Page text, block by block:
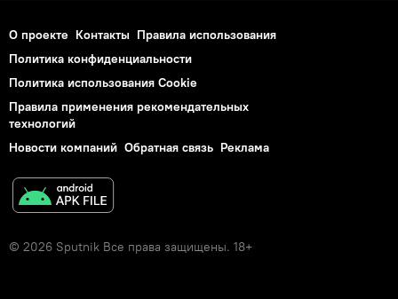
О проекте Контакты Правила использования
Политика конфиденциальности
Политика использования Cookie
Правила применения рекомендательных
технологий
Новости компаний Обратная связь Реклама
© 2026 Sputnik Все права защищены. 18+